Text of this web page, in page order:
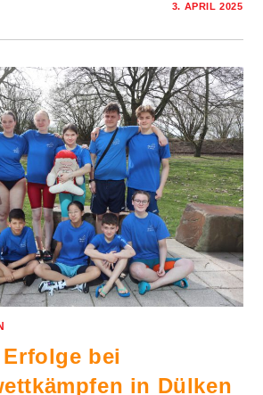
3. APRIL 2025
bei
in Dülken